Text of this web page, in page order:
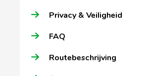
Privacy & Veiligheid
FAQ
Routebeschrijving